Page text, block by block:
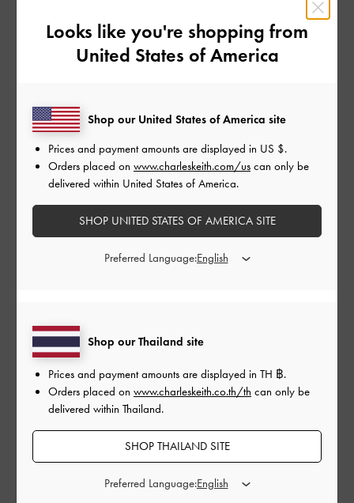
กระเป๋าโท้ท
ชีวิตในมหาวิทยาลัย กระเป๋าโท้ทยังช่วยให้คุณเข้าถึงสิ่งของของ
คุณได้อย่างง่ายดาย ซึ่งจะเป็นประโยชน์ในการเดินทางประจำ
วันของคุณ แตกต่างจากเป้สะพายหลัง กระเป๋าโท้ทช่วยให้หลัง
ของคุณโล่ง และเย็น ซึ่งเหมาะสำหรับฤดูร้อน หรือหากคุณอาศัย
อยู่ในสภาพอากาศร้อนชื้น ในแง่ของความสวยงาม มีการ
ตั้งแต่รูปทรงเพรียวบางแบบมินิมอลไปจนถึงพื้นผิวที่โดดเด่น
หนักมากเกินไป อาจทำให้เกิดอาการตึงที่ไหล่ นอกจากนี้ กระเป๋า
Looks like you're shopping from
United States of America
Shop our Thailand site
Prices and payment amounts are displayed in TH ฿.
Orders placed on www.charleskeith.co.th/th can only be
delivered within Thailand.
SHOP THAILAND SITE
Preferred Language:
Shop our United States of America site
Prices and payment amounts are displayed in US $.
Orders placed on www.charleskeith.com/us can only be
delivered within United States of America.
SHOP UNITED STATES OF AMERICA SITE
Preferred Language: